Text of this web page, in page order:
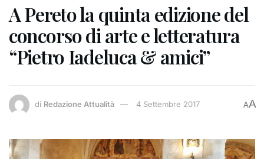
A Pereto la quinta edizione del
concorso di arte e letteratura
“Pietro Iadeluca & amici”
di Redazione Attualità 4 Settembre 2017 AA